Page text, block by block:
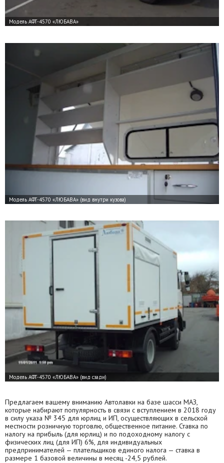
Предлагаем вашему вниманию Автолавки на базе шасси МАЗ,
которые набирают популярность в связи с вступлением в 2018 году
в силу указа № 345 для юрлиц и ИП, осуществляющих в сельской
местности розничную торговлю, общественное питание. Ставка по
налогу на прибыль (для юрлиц) и по подоходному налогу с
физических лиц (для ИП) 6%, для индивидуальных
предпринимателей — плательщиков единого налога — ставка в
размере 1 базовой величины в месяц -24,5 рублей.